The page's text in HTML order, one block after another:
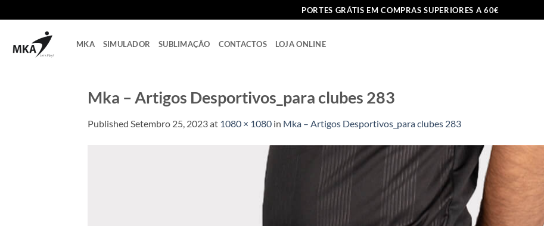
to
PORTES GRÁTIS EM COMPRAS SUPERIORES A 60€
MKA SIMULADOR SUBLIMAÇÃO CONTACTOS LOJA ONLINE
Mka – Artigos Desportivos_para clubes 283
Published Setembro 25, 2023at 1080 × 1080 in Mka – Artigos Desportivos_para clubes 283